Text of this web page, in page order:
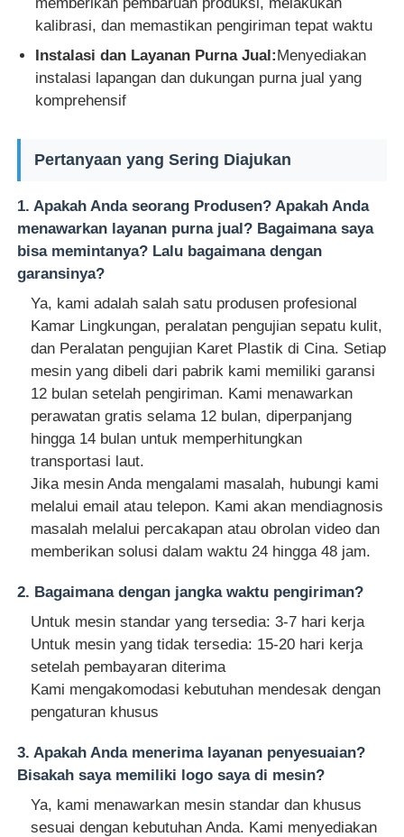
kalibrasi, dan memastikan pengiriman tepat waktu
Instalasi dan Layanan Purna Jual:Menyediakan
instalasi lapangan dan dukungan purna jual yang
komprehensif
Pertanyaan yang Sering Diajukan
1. Apakah Anda seorang Produsen? Apakah Anda
menawarkan layanan purna jual? Bagaimana saya
bisa memintanya? Lalu bagaimana dengan
garansinya?
Ya, kami adalah salah satu produsen profesional
Kamar Lingkungan, peralatan pengujian sepatu kulit,
dan Peralatan pengujian Karet Plastik di Cina. Setiap
mesin yang dibeli dari pabrik kami memiliki garansi
12 bulan setelah pengiriman. Kami menawarkan
perawatan gratis selama 12 bulan, diperpanjang
hingga 14 bulan untuk memperhitungkan
transportasi laut.
Jika mesin Anda mengalami masalah, hubungi kami
melalui email atau telepon. Kami akan mendiagnosis
masalah melalui percakapan atau obrolan video dan
memberikan solusi dalam waktu 24 hingga 48 jam.
2. Bagaimana dengan jangka waktu pengiriman?
Untuk mesin standar yang tersedia: 3-7 hari kerja
Untuk mesin yang tidak tersedia: 15-20 hari kerja
setelah pembayaran diterima
Kami mengakomodasi kebutuhan mendesak dengan
pengaturan khusus
3. Apakah Anda menerima layanan penyesuaian?
Bisakah saya memiliki logo saya di mesin?
Ya, kami menawarkan mesin standar dan khusus
sesuai dengan kebutuhan Anda. Kami menyediakan